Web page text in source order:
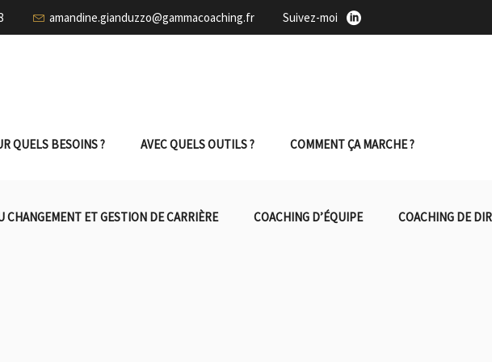
amandine.gianduzzo@gammacoaching.fr Suivez-moi
QUELS BESOINS ? AVEC QUELS OUTILS ? COMMENT ÇA MARCHE ?
CHANGEMENT ET GESTION DE CARRIÈRE COACHING D’ÉQUIPE COACHING DE